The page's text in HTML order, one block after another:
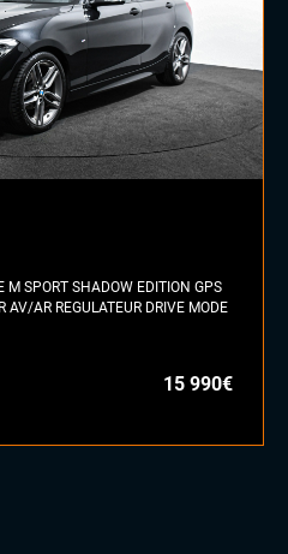
SPORT SHADOW EDITION GPS
AV/AR REGULATEUR DRIVE MODE
15 990€